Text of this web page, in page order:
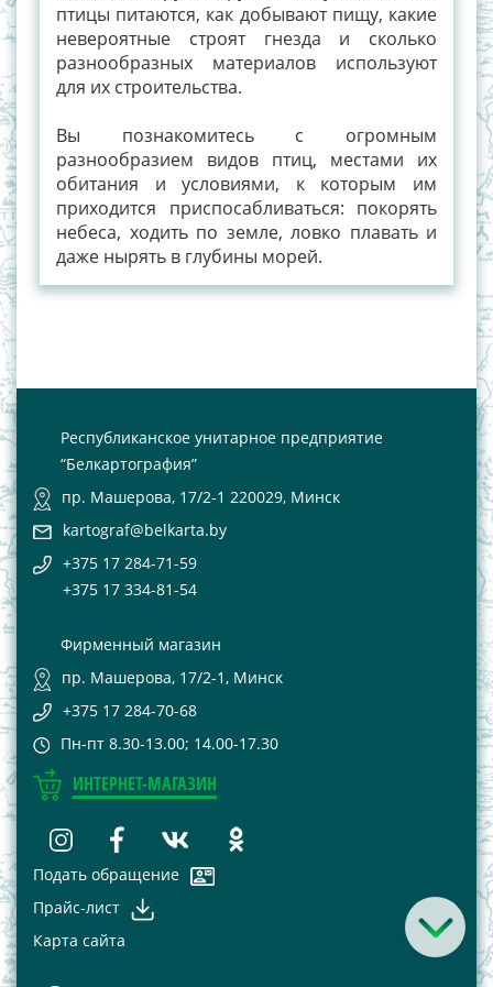
птицы питаются, как добывают пищу, какие
невероятные строят гнезда и сколько
разнообразных материалов используют
для их строительства.
Вы познакомитесь с огромным
разнообразием видов птиц, местами их
обитания и условиями, к которым им
приходится приспосабливаться: покорять
небеса, ходить по земле, ловко плавать и
даже нырять в глубины морей.
Республиканское унитарное предприятие
“Белкартография”
пр. Машерова, 17/2-1 220029, Минск
kartograf@belkarta.by
+375 17 284-71-59
+375 17 334-81-54
Фирменный магазин
пр. Машерова, 17/2-1, Минск
+375 17 284-70-68
Пн-пт 8.30-13.00; 14.00-17.30
ИНТЕРНЕТ-МАГАЗИН
Подать обращение
Прайс-лист
Карта сайта